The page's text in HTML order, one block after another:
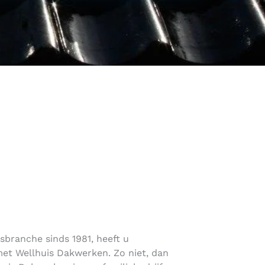
sinds 1981, heeft u
Wellhuis Dakwerken. Zo niet, dan